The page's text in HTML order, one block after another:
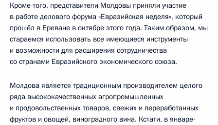
Кроме того, представители Молдовы приняли участие
в работе делового форума «Евразийская неделя», который
прошёл в Ереване в октябре этого года. Таким образом, мы
стараемся использовать все имеющиеся инструменты
и возможности для расширения сотрудничества
со странами Евразийского экономического союза.
Молдова является традиционным производителем целого
ряда высококачественных агропромышленных
и продовольственных товаров, свежих и переработанных
фруктов и овощей, виноградного вина. Кстати, в январе-